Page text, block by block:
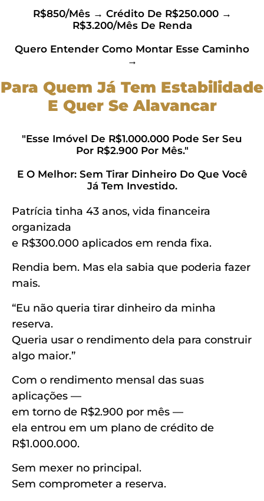
R$850/mês → Crédito De R$250.000 →
R$3.200/mês De Renda
Quero Entender Como Montar Esse Caminho
→
Para Quem Já Tem Estabilidade
E Quer Se Alavancar
"Esse Imóvel De R$1.000.000 Pode Ser Seu
Por R$2.900 Por Mês."
E O Melhor: Sem Tirar Dinheiro Do Que Você
Já Tem Investido.
Patrícia tinha 43 anos, vida financeira
organizada
e R$300.000 aplicados em renda fixa.
Rendia bem. Mas ela sabia que poderia fazer
mais.
“Eu não queria tirar dinheiro da minha
reserva.
Queria usar o rendimento dela para construir
algo maior.”
Com o rendimento mensal das suas
aplicações —
em torno de R$2.900 por mês —
ela entrou em um plano de crédito de
R$1.000.000.
Sem mexer no principal.
Sem comprometer a reserva.